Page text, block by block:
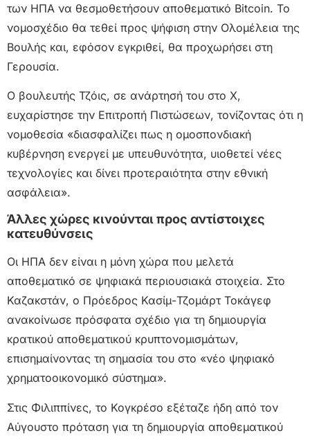
των ΗΠΑ να θεσμοθετήσουν αποθεματικό Bitcoin. Το
νομοσχέδιο θα τεθεί προς ψήφιση στην Ολομέλεια της
Βουλής και, εφόσον εγκριθεί, θα προχωρήσει στη
Γερουσία.
Ο βουλευτής Τζόις, σε ανάρτησή του στο X,
ευχαρίστησε την Επιτροπή Πιστώσεων, τονίζοντας ότι η
νομοθεσία «διασφαλίζει πως η ομοσπονδιακή
κυβέρνηση ενεργεί με υπευθυνότητα, υιοθετεί νέες
τεχνολογίες και δίνει προτεραιότητα στην εθνική
ασφάλεια».
Άλλες χώρες κινούνται προς αντίστοιχες
κατευθύνσεις
Οι ΗΠΑ δεν είναι η μόνη χώρα που μελετά
αποθεματικό σε ψηφιακά περιουσιακά στοιχεία. Στο
Καζακστάν, ο Πρόεδρος Κασίμ-Τζομάρτ Τοκάγεφ
ανακοίνωσε πρόσφατα σχέδιο για τη δημιουργία
κρατικού αποθεματικού κρυπτονομισμάτων,
επισημαίνοντας τη σημασία του στο «νέο ψηφιακό
χρηματοοικονομικό σύστημα».
Στις Φιλιππίνες, το Κογκρέσο εξέταζε ήδη από τον
Αύγουστο πρόταση για τη δημιουργία αποθεματικού